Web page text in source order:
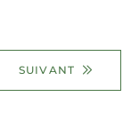
SUIVANT